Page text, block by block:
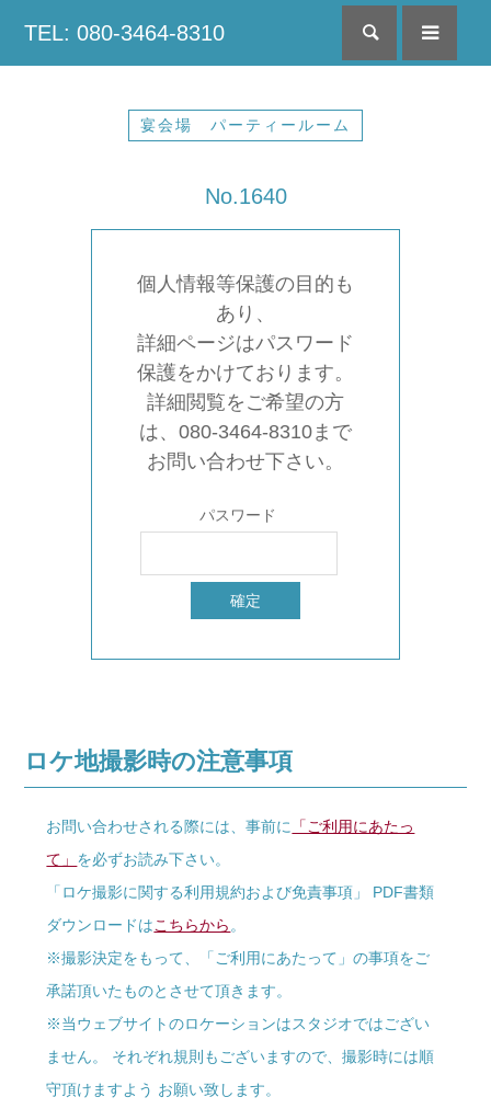
TEL: 080-3464-8310 検索
宴会場 パーティールーム
No.1640
個人情報等保護の目的も
あり、
詳細ページはパスワード
保護をかけております。
詳細閲覧をご希望の方
は、080-3464-8310まで
お問い合わせ下さい。
パスワード
ロケ地撮影時の注意事項
お問い合わせされる際には、事前に 「ご利用にあたっ
て」 を必ずお読み下さい。
「ロケ撮影に関する利用規約および免責事項」 PDF書類
ダウンロードはこちらから。
※撮影決定をもって、「ご利用にあたって」の事項をご
承諾頂いたものとさせて頂きます。
※当ウェブサイトのロケーションはスタジオではござい
ません。 それぞれ規則もございますので、撮影時には順
守頂けますよう お願い致します。